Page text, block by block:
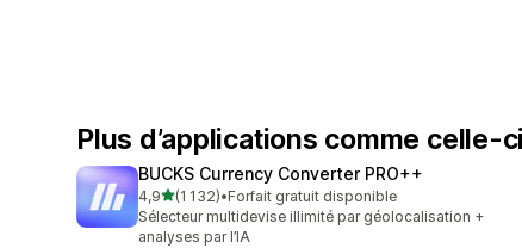
Plus d’applications comme celle-ci
BUCKS Currency Converter PRO++
4,9étoile(s) sur 5
(1 132)
1132 avis au total
•Forfait gratuit disponible
Sélecteur multidevise illimité par géolocalisation +
analyses par l’IA